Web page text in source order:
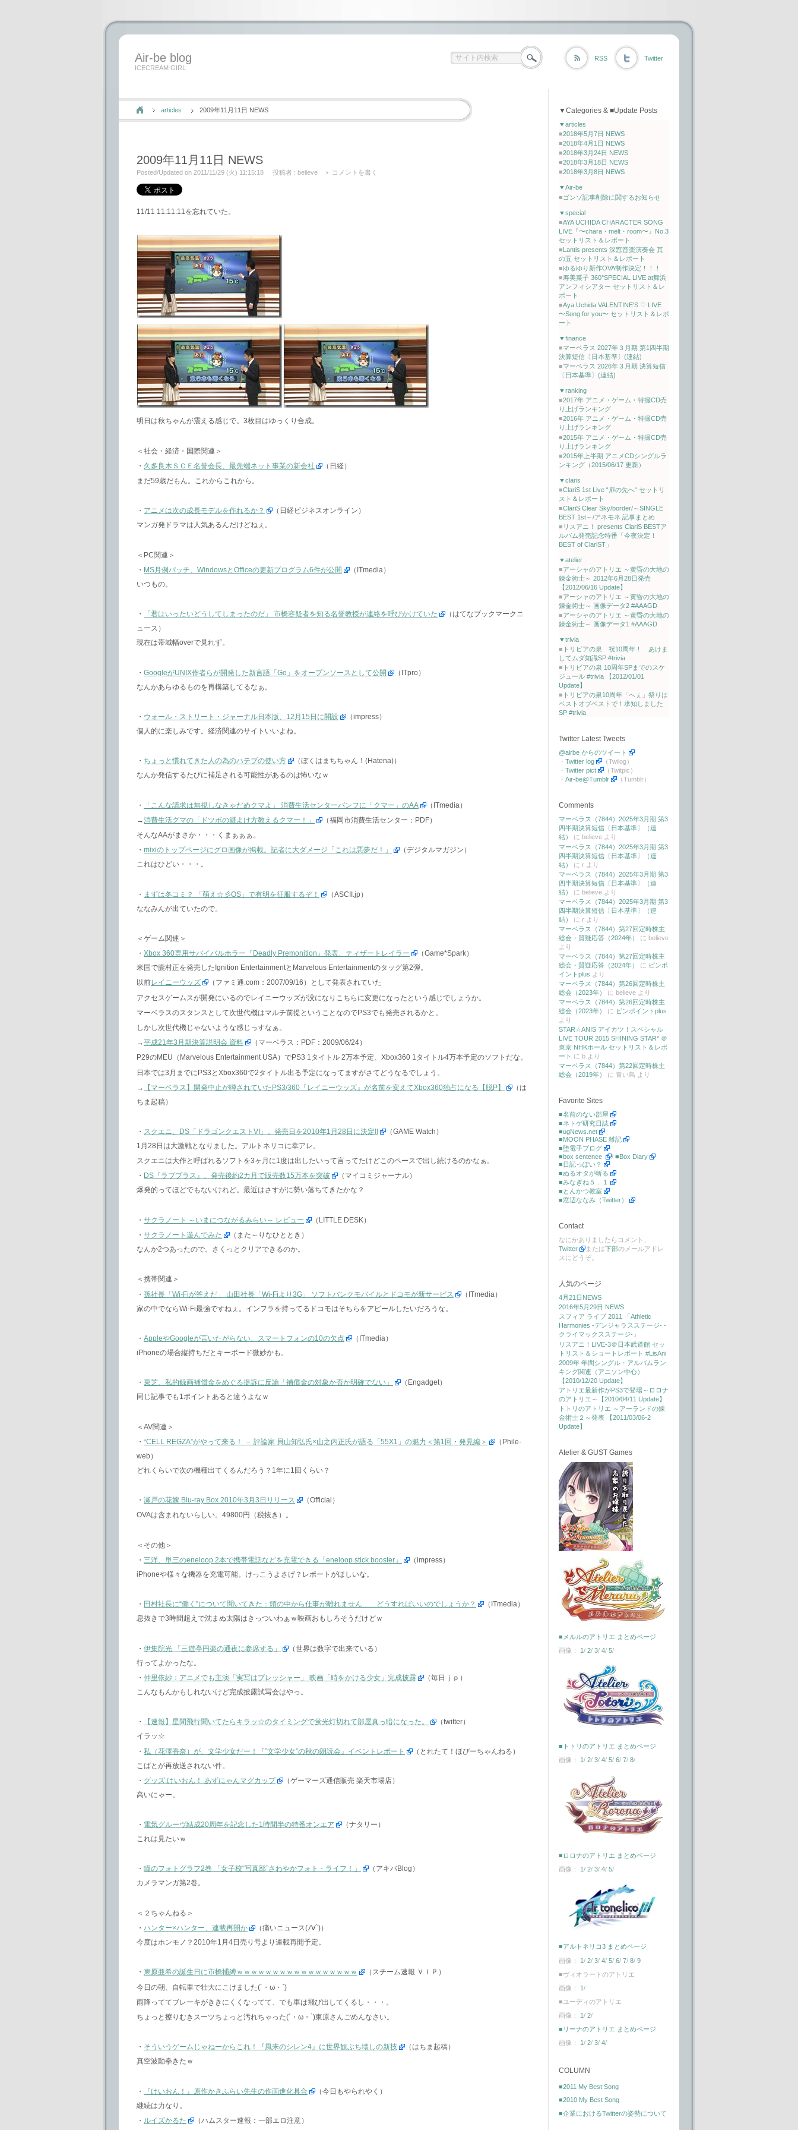
Air-be blog
ICECREAM GIRL
RSS Twitter
articles 2009年11月11日 NEWS
2009年11月11日 NEWS
Posted/Updated on 2011/11/29 (火) 11:15:18 投稿者 : believe コメントを書く
11/11 11:11:11を忘れていた。
明日は秋ちゃんが震える感じで。3枚目はゆっくり合成。
＜社会・経済・国際関連＞
・ 久多良木ＳＣＥ名誉会長、最先端ネット事業の新会社
（日経）
まだ59歳だもん。これからこれから。
・ アニメは次の成長モデルを作れるか？
（日経ビジネスオンライン）
マンガ発ドラマは人気あるんだけどねぇ。
＜PC関連＞
・ MS月例パッチ、WindowsとOfficeの更新プログラム6件が公開
（ITmedia）
いつもの。
・ 「君はいったいどうしてしまったのだ」 市橋容疑者を知る名誉教授が連絡を呼びかけていた
（はてなブックマークニ
ュース）
現在は帯域幅overで見れず。
・ GoogleがUNIX作者らが開発した新言語「Go」をオープンソースとして公開
（ITpro）
なんかあらゆるものを再構築してるなぁ。
・ ウォール・ストリート・ジャーナル日本版、12月15日に開設
（impress）
個人的に楽しみです。経済関連のサイトいいよね。
・ ちょっと慣れてきた人の為のハテブの使い方
（ぼくはまちちゃん！(Hatena)）
なんか発信するたびに補足される可能性があるのは怖いなｗ
・ 「こんな請求は無視しなきゃだめクマよ」 消費生活センターパンフに「クマー」のAA
（ITmedia）
→消費生活グマの「ドツボの避よけ方教えるクマー！」
（福岡市消費生活センター：PDF）
そんなAAがまさか・・・くまぁぁぁ。
・ mixiのトップページにグロ画像が掲載。記者に大ダメージ「これは悪夢だ！」
（デジタルマガジン）
これはひどい・・・。
・ まずは冬コミ？ 「萌え☆彡OS」で有明を征服するぞ！
（ASCII.jp）
ななみんが出ていたので。
＜ゲーム関連＞
・ Xbox 360専用サバイバルホラー『Deadly Premonition』発表、ティザートレイラー
（Game*Spark）
米国で朧村正を発売したIgnition EntertainmentとMarvelous Entertainmentのタッグ第2弾。
以前レイニーウッズ
（ファミ通.com：2007/09/16）として発表されていた
アクセスゲームスが開発にいるのでレイニーウッズが没になりこちらに変更になったという感じでしょうか。
マーベラスのスタンスとして次世代機はマルチ前提ということなのでPS3でも発売されるかと。
しかし次世代機じゃないような感じっすなぁ。
→平成21年3月期決算説明会 資料
（マーベラス：PDF：2009/06/24）
P29のMEU（Marvelous Entertainment USA）でPS3 1タイトル 2万本予定、Xbox360 1タイトル4万本予定のソフトだな。
日本では3月までにPS3とXbox360で2タイトル出る予定になってますがさてどうなるでしょう。
→
【マーベラス】開発中止が噂されていたPS3/360『レイニーウッズ』が名前を変えてXbox360独占になる【脱P】
（は
ちま起稿）
・ スクエニ、DS「ドラゴンクエストVI」。発売日を2010年1月28日に決定!!
（GAME Watch）
1月28日は大激戦となりました。アルトネリコに幸アレ。
スクエニは大作と呼ばれるソフトを3ヶ月に1度は出したいって言ってたけどこのペースで出し続けるのかなぁ。
・ DS『ラブプラス』、発売後約2カ月で販売数15万本を突破
（マイコミジャーナル）
爆発的ってほどでもないけれど。最近はさすがに勢い落ちてきたかな？
・ サクラノート ～いまにつながるみらい～ レビュー
（LITTLE DESK）
・ サクラノート遊んでみた
（また～りなひととき）
なんか2つあったので。さくっとクリアできるのか。
＜携帯関連＞
・ 孫社長「Wi-Fiが答えだ」 山田社長「Wi-Fiより3G」 ソフトバンクモバイルとドコモが新サービス
（ITmedia）
家の中でならWi-Fi最強ですねぇ。インフラを持ってるドコモはそちらをアピールしたいだろうな。
・ AppleやGoogleが言いたがらない、スマートフォンの10の欠点
（ITmedia）
iPhoneの場合縦持ちだとキーボード微妙かも。
・ 東芝、私的録画補償金をめぐる提訴に反論「補償金の対象か否か明確でない」
（Engadget）
同じ記事でも1ポイントあると違うよなｗ
＜AV関連＞
・ “CELL REGZA”がやって来る！ － 評論家 貝山知弘氏×山之内正氏が語る「55X1」の魅力＜第1回・発見編＞
（Phile-
web）
どれくらいで次の機種出てくるんだろう？1年に1回くらい？
・ 瀬戸の花嫁 Blu-ray Box 2010年3月3日リリース
（Official）
OVAは含まれないらしい。49800円（税抜き）。
＜その他＞
・ 三洋、単三のeneloop 2本で携帯電話などを充電できる「eneloop stick booster」
（impress）
iPhoneや様々な機器を充電可能。けっこうよさげ？レポートがほしいな。
・ 田村社長に“働く”について聞いてきた：頭の中から仕事が離れません……どうすればいいのでしょうか？
（ITmedia）
息抜きで3時間超えで沈まぬ太陽はきっついわぁｗ映画おもしろそうだけどｗ
・ 伊集院光 「三遊亭円楽の通夜に参席する」
（世界は数字で出来ている）
行ってよかったな。
・ 仲里依紗：アニメでも主演「実写はプレッシャー」 映画「時をかける少女」完成披露
（毎日ｊｐ）
こんなもんかもしれないけど完成披露試写会はやっ。
・ 【速報】星間飛行聞いてたらキラッ☆のタイミングで蛍光灯切れて部屋真っ暗になった。
（twitter）
イラッ☆
・ 私（花澤香奈）が、文学少女だー！『”文学少女”の秋の朗読会』イベントレポート
（とれたて！ほびーちゃんねる）
こばとが再放送されない件。
・ グッズ:けいおん！ あずにゃんマグカップ
（ゲーマーズ通信販売 楽天市場店）
高いにゃー。
・ 電気グルーヴ結成20周年を記念した1時間半の特番オンエア
（ナタリー）
これは見たいｗ
・ 瞳のフォトグラフ2巻 「女子校“写真部”さわやかフォト・ライフ！」
（アキバBlog）
カメラマンガ第2巻。
＜２ちゃんねる＞
・ ハンター×ハンター、連載再開か
（痛いニュース(ﾉ∀`)）
今度はホンモノ？2010年1月4日売り号より連載再開予定。
・ 東原亜希の誕生日に市橋捕縛ｗｗｗｗｗｗｗｗｗｗｗｗｗｗｗｗｗ
（スチーム速報 ＶＩＰ）
今日の朝、自転車で壮大にこけました(´・ω・`)
雨降っててブレーキがききにくくなってて、でも車は飛び出してくるし・・・。
ちょっと擦りむきスーツちょっと汚れちゃった(´・ω・`)東原さんごめんなさい。
・ そういうゲームじゃねーからこれ！『風来のシレン4』に世界観ぶち壊しの新技
（はちま起稿）
真空波動拳きたｗ
・ 『けいおん！』原作かきふらい先生の作画進化具合
（今日もやられやく）
継続は力なり。
・ ルイズかるた （ハムスター速報：一部エロ注意）
▼Categories & ■Update Posts
▼articles
■2018年5月7日 NEWS
■2018年4月1日 NEWS
■2018年3月24日 NEWS
■2018年3月18日 NEWS
■2018年3月8日 NEWS
▼Air-be
■ゴンゾ記事削除に関するお知らせ
▼special
■AYA UCHIDA CHARACTER SONG
LIVE『〜chara・melt・room〜』No.3
セットリスト＆レポート
■Lantis presents 深窓音楽演奏会 其
の五 セットリスト＆レポート
■ゆるゆり新作OVA制作決定！！！
■寿美菜子 360°SPECIAL LIVE at舞浜
アンフィシアター セットリスト＆レ
ポート
■Aya Uchida VALENTINE'S ♡ LIVE
〜Song for you〜 セットリスト＆レポ
ート
▼finance
■マーベラス 2027年３月期 第1四半期
決算短信〔日本基準〕(連結)
■マーベラス 2026年３月期 決算短信
〔日本基準〕(連結)
▼ranking
■2017年 アニメ・ゲーム・特撮CD売
り上げランキング
■2016年 アニメ・ゲーム・特撮CD売
り上げランキング
■2015年 アニメ・ゲーム・特撮CD売
り上げランキング
■2015年上半期 アニメCDシングルラ
ンキング（2015/06/17 更新）
▼claris
■ClariS 1st Live “扉の先へ“ セットリ
スト＆レポート
■ClariS Clear Sky/border/～SINGLE
BEST 1st～/アネモネ 記事まとめ
■ リスアニ！ presents ClariS BESTア
ルバム発売記念特番「今夜決定！
BEST of ClariST」
▼atelier
■アーシャのアトリエ ～黄昏の大地の
錬金術士～ 2012年6月28日発売
【2012/06/16 Update】
■アーシャのアトリエ ～黄昏の大地の
錬金術士～ 画像データ2 #AAAGD
■アーシャのアトリエ ～黄昏の大地の
錬金術士～ 画像データ1 #AAAGD
▼trivia
■ トリビアの泉 祝10周年！ あけま
してムダ知識SP #trivia
■ トリビアの泉 10周年SPまでのスケ
ジュール #trivia 【2012/01/01
Update】
■ トリビアの泉10周年「へぇ」祭りは
ベストオブベストで！承知しました
SP #trivia
Twitter Latest Tweets
@airbe からのツイート
・ Twitter log
（Twilog）
・ Twitter pict
（Twitpic）
・ Air-be@Tumblr （Tumblr）
Comments
マーベラス（7844）2025年3月期 第3
四半期決算短信〔日本基準〕（連
結）
に believe より
マーベラス（7844）2025年3月期 第3
四半期決算短信〔日本基準〕（連
結）
に r より
マーベラス（7844）2025年3月期 第3
四半期決算短信〔日本基準〕（連
結）
に believe より
マーベラス（7844）2025年3月期 第3
四半期決算短信〔日本基準〕（連
結）
に r より
マーベラス（7844）第27回定時株主
総会・質疑応答（2024年）
に believe
より
マーベラス（7844）第27回定時株主
総会・質疑応答（2024年）
に ピンポ
イントplus より
マーベラス（7844）第26回定時株主
総会（2023年）
に believe より
マーベラス（7844）第26回定時株主
総会（2023年）
に ピンポイントplus
より
STAR☆ANIS アイカツ！スペシャル
LIVE TOUR 2015 SHINING STAR* ＠
東京 NHKホール セットリスト＆レポ
ート に b より
マーベラス（7844）第22回定時株主
総会（2019年）
に 青い鳥 より
Favorite Sites
■名前のない部屋
■ネトゲ研究日誌
■ugNews.net
■MOON PHASE 雑記
■堕電子ブログ
■box sentence
/ ■Box Diary
■日記っぽい？
■ぬるオタが斬る
■みなぎね５．１
■とんかつ教室
■窓辺ななみ（Twitter）
Contact
なにかありましたらコメント、
Twitter
または下部のメールアドレ
スにどうぞ。
人気のページ
4月21日NEWS
2016年5月29日 NEWS
スフィア ライブ 2011 「Athletic
Harmonies -デンジャラスステージ- -
クライマックスステージ-」
リスアニ！LIVE-3＠日本武道館 セッ
トリスト＆ショートレポート #LisAni
2009年 年間シングル・アルバムラン
キング関連（アニソン中心）
【2010/12/20 Update】
アトリエ最新作がPS3で登場～ロロナ
のアトリエ～【2010/04/11 Update】
トトリのアトリエ ～アーランドの錬
金術士２～発表 【2011/03/06-2
Update】
Atelier & GUST Games
■メルルのアトリエ まとめページ
画像： 1/ 2/ 3/ 4/ 5/
■トトリのアトリエ まとめページ
画像： 1/ 2/ 3/ 4/ 5/ 6/ 7/ 8/
■ロロナのアトリエ まとめページ
画像： 1 / 2/ 3/ 4/ 5/
■アルトネリコ3 まとめページ
画像： 1/ 2/ 3/ 4/ 5/ 6/ 7/ 8/ 9
■ヴィオラートのアトリエ
画像： 1/
■ユーディのアトリエ
画像： 1/ 2/
■リーナのアトリエ まとめページ
画像： 1/ 2/ 3/ 4/
COLUMN
■2011 My Best Song
■2010 My Best Song
■企業におけるTwitterの姿勢について